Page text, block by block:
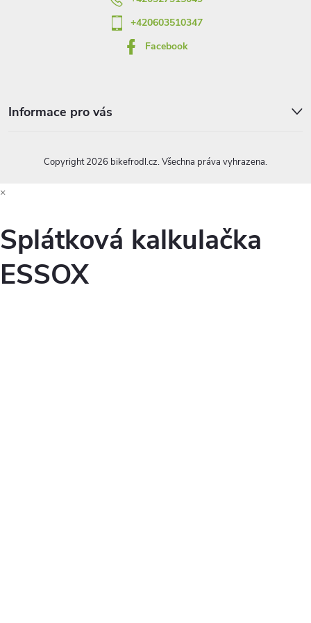
+420603510347
Facebook
Informace pro vás
Copyright 2026 bikefrodl.cz. Všechna práva vyhrazena.
×
Splátková kalkulačka
ESSOX